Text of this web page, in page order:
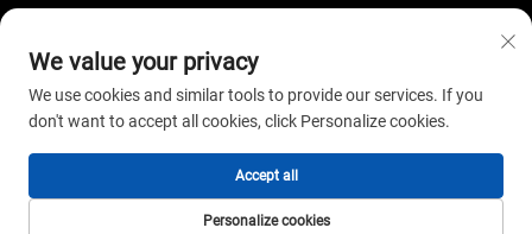
Copyright © 2026 GYR MEDICAL CO., LTD. Alle Rechte vorbehalten.
Datenschutzrichtlinie
We value your privacy
We use cookies and similar tools to provide our services. If you
don't want to accept all cookies, click Personalize cookies.
Personalize cookies
Accept all